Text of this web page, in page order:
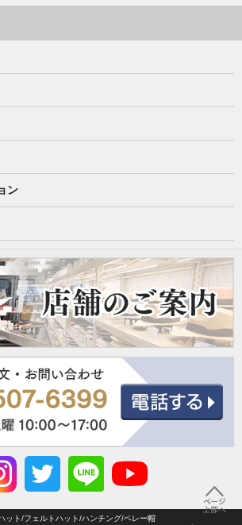
ン
ット/フェルトハット/ハンチング/ベレー帽